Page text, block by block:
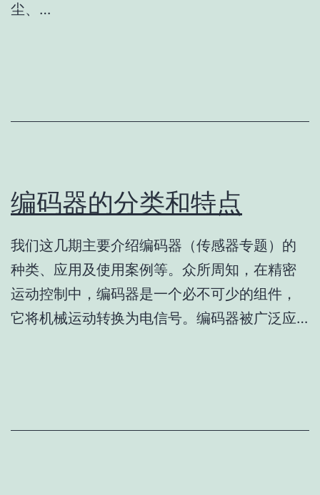
尘、…
编码器的分类和特点
我们这几期主要介绍编码器（传感器专题）的
种类、应用及使用案例等。众所周知，在精密
运动控制中，编码器是一个必不可少的组件，
它将机械运动转换为电信号。编码器被广泛应…